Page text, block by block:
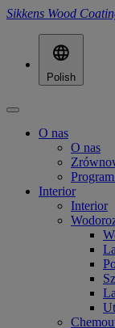
Sikkens Wood
Polish
O nas
O nas
Interior
Interior